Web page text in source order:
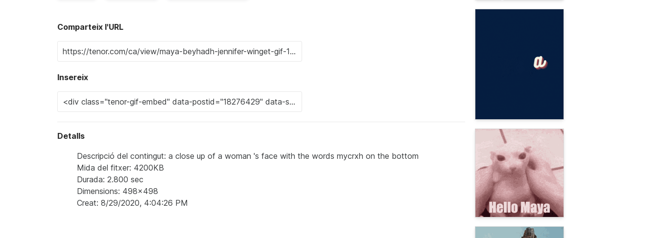
Comparteix l'URL
Insereix
Detalls
Descripció del contingut: a close up of a woman 's face with the words mycrxh on the bottom
Mida del fitxer: 4200KB
Durada: 2.800 sec
Dimensions: 498x498
Creat: 8/29/2020, 4:04:26 PM